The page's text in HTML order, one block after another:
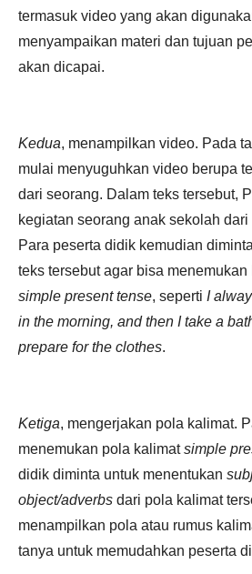
termasuk video yang akan
menyampaikan materi dan tujuan
akan dicapai.
Kedua, menampilkan video. Pada
mulai menyuguhkan video berupa
dari seorang. Dalam teks tersebut,
kegiatan seorang anak sekolah
Para peserta didik kemudian
teks tersebut agar bisa
simple present tense, seperti I
in the morning, and then I take a
prepare for the clothes.
Ketiga, mengerjakan pola kalimat.
menemukan pola kalimatsimple
didik diminta untuk menentukan
object/adverbs dari pola kalimat
menampilkan pola atau rumus
tanya untuk memudahkan peserta